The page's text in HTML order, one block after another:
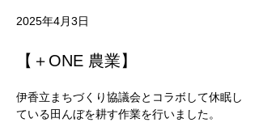
2025年4月3日
【＋ONE 農業】
伊香立まちづくり協議会とコラボして休眠し
ている田んぼを耕す作業を行いました。